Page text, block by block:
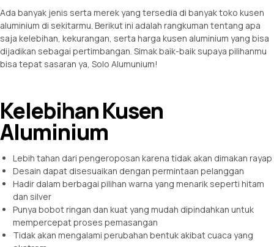
Ada banyak jenis serta merek yang tersedia di banyak toko kusen
aluminium di sekitarmu. Berikut ini adalah rangkuman tentang apa
saja kelebihan, kekurangan, serta harga kusen aluminium yang bisa
dijadikan sebagai pertimbangan. Simak baik-baik supaya pilihanmu
bisa tepat sasaran ya, Solo Alumunium!
Kelebihan Kusen
Aluminium
Lebih tahan dari pengeroposan karena tidak akan dimakan rayap
Desain dapat disesuaikan dengan permintaan pelanggan
Hadir dalam berbagai pilihan warna yang menarik seperti hitam
dan silver
Punya bobot ringan dan kuat yang mudah dipindahkan untuk
mempercepat proses pemasangan
Tidak akan mengalami perubahan bentuk akibat cuaca yang